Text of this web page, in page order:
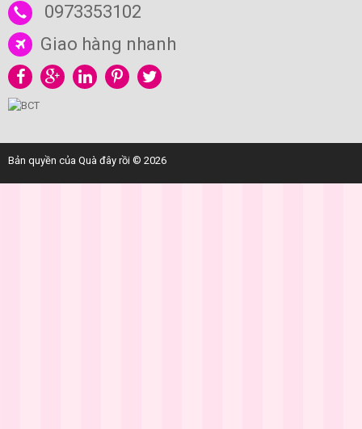
0973353102
Giao hàng nhanh
Bản quyền của Quà đây rồi © 2026